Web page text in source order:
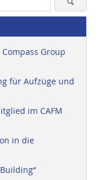
Group
für Aufzüge und
im CAFM
in die